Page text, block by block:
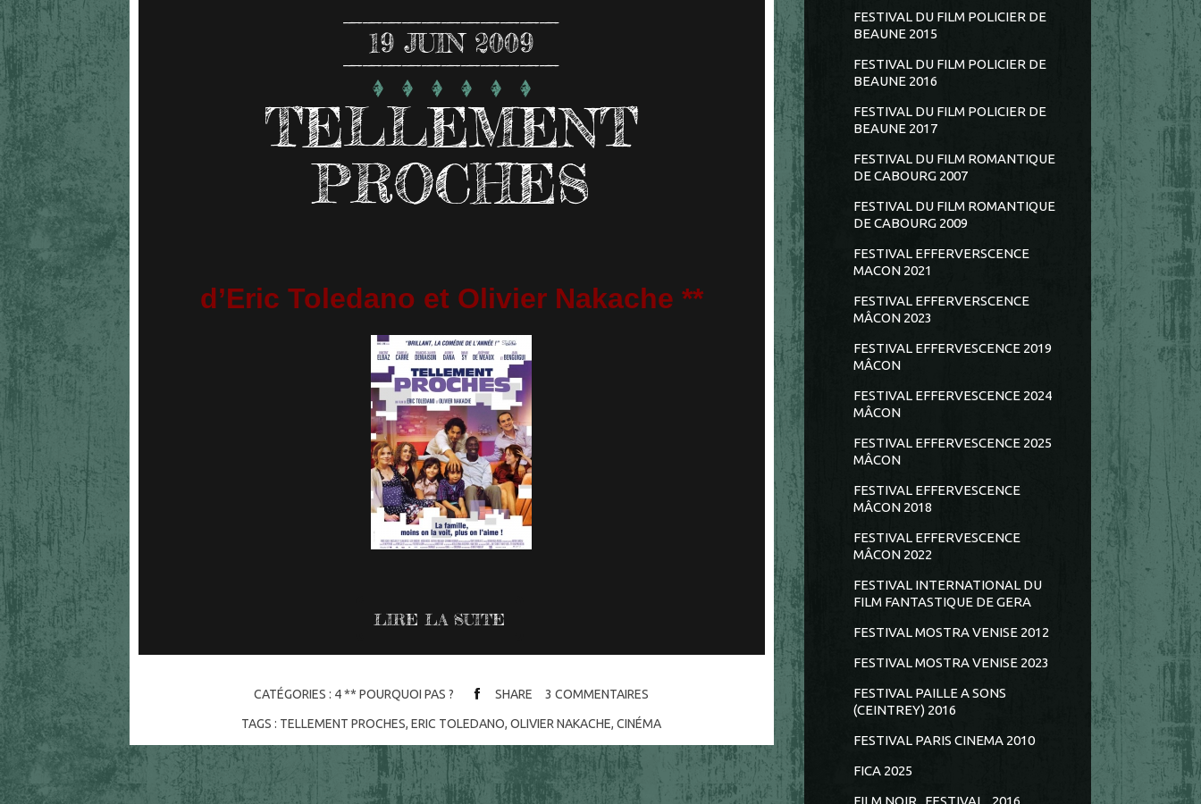
19 JUIN 2009
TELLEMENT
PROCHES
d’Eric Toledano et Olivier Nakache **
LIRE LA SUITE
CATÉGORIES : 4 ** POURQUOI PAS ? SHARE 3 COMMENTAIRES
TAGS : TELLEMENT PROCHES,ERIC TOLEDANO,OLIVIER NAKACHE,CINÉMA
FESTIVAL DU FILM POLICIER DE
BEAUNE 2015
FESTIVAL DU FILM POLICIER DE
BEAUNE 2016
FESTIVAL DU FILM POLICIER DE
BEAUNE 2017
FESTIVAL DU FILM ROMANTIQUE
DE CABOURG 2007
FESTIVAL DU FILM ROMANTIQUE
DE CABOURG 2009
FESTIVAL EFFERVERSCENCE
MACON 2021
FESTIVAL EFFERVERSCENCE
MÂCON 2023
FESTIVAL EFFERVESCENCE 2019
MÂCON
FESTIVAL EFFERVESCENCE 2024
MÂCON
FESTIVAL EFFERVESCENCE 2025
MÂCON
FESTIVAL EFFERVESCENCE
MÂCON 2018
FESTIVAL EFFERVESCENCE
MÂCON 2022
FESTIVAL INTERNATIONAL DU
FILM FANTASTIQUE DE GERA
FESTIVAL MOSTRA VENISE 2012
FESTIVAL MOSTRA VENISE 2023
FESTIVAL PAILLE A SONS
(CEINTREY) 2016
FESTIVAL PARIS CINEMA 2010
FICA 2025